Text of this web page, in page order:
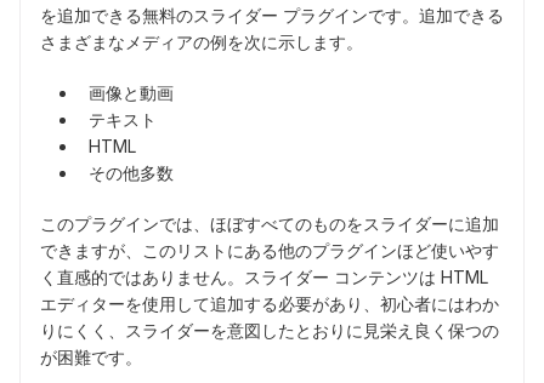
を追加できる無料のスライダー プラグインです。追加できる
さまざまなメディアの例を次に示します。
画像と動画
テキスト
HTML
その他多数
このプラグインでは、ほぼすべてのものをスライダーに追加
できますが、このリストにある他のプラグインほど使いやす
く直感的ではありません。スライダー コンテンツは HTML
エディターを使用して追加する必要があり、初心者にはわか
りにくく、スライダーを意図したとおりに見栄え良く保つの
が困難です。